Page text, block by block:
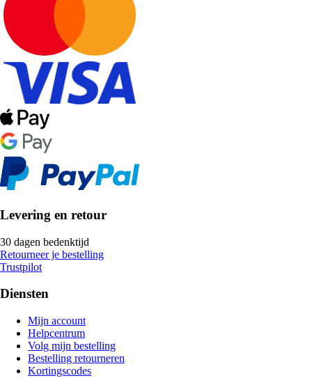
Levering en retour
30 dagen bedenktijd
Retourneer je bestelling
Trustpilot
Diensten
Mijn account
Helpcentrum
Volg mijn bestelling
Bestelling retourneren
Kortingscodes